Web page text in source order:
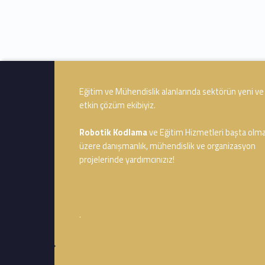
Footer info sidebar
Eğitim ve Mühendislik alanlarında sektörün yeni
etkin çözüm ekibiyiz.
Robotik Kodlamave Eğitim Hizmetleri başta
üzere danışmanlık, mühendislik ve organizasyon
projelerinde yardımcınızız!
.
Footer sidebar